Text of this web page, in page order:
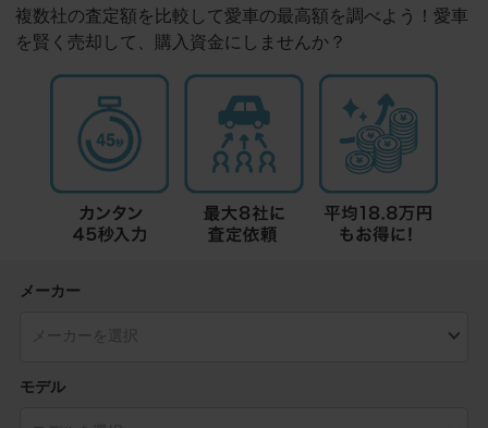
複数社の査定額を比較して愛車の最高額を調べよう！愛車
を賢く売却して、購入資金にしませんか？
メーカー
モデル